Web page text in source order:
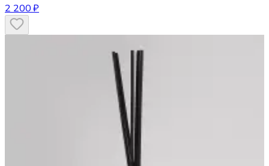
2 200 ₽